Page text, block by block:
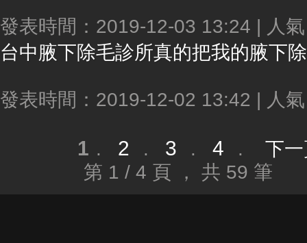
發表時間：2019-12-03 13:24 | 人
台中腋下除毛診所真的把我的腋下除的好乾淨，而且
發表時間：2019-12-02 13:42 | 人
1 . 2 . 3 . 4 . 下
第 1 / 4 頁 ， 共 59